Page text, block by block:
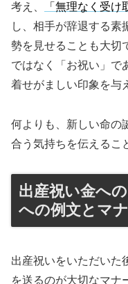
考え、
「無理なく受け
し、相手が辞退する素
勢を見せることも大切
ではなく「お祝い」で
着せがましい印象を与
何よりも、新しい命の
合う気持ちを伝えるこ
出産祝い金へ
への例文とマ
出産祝いをいただいた
を送るのが大切なマナ